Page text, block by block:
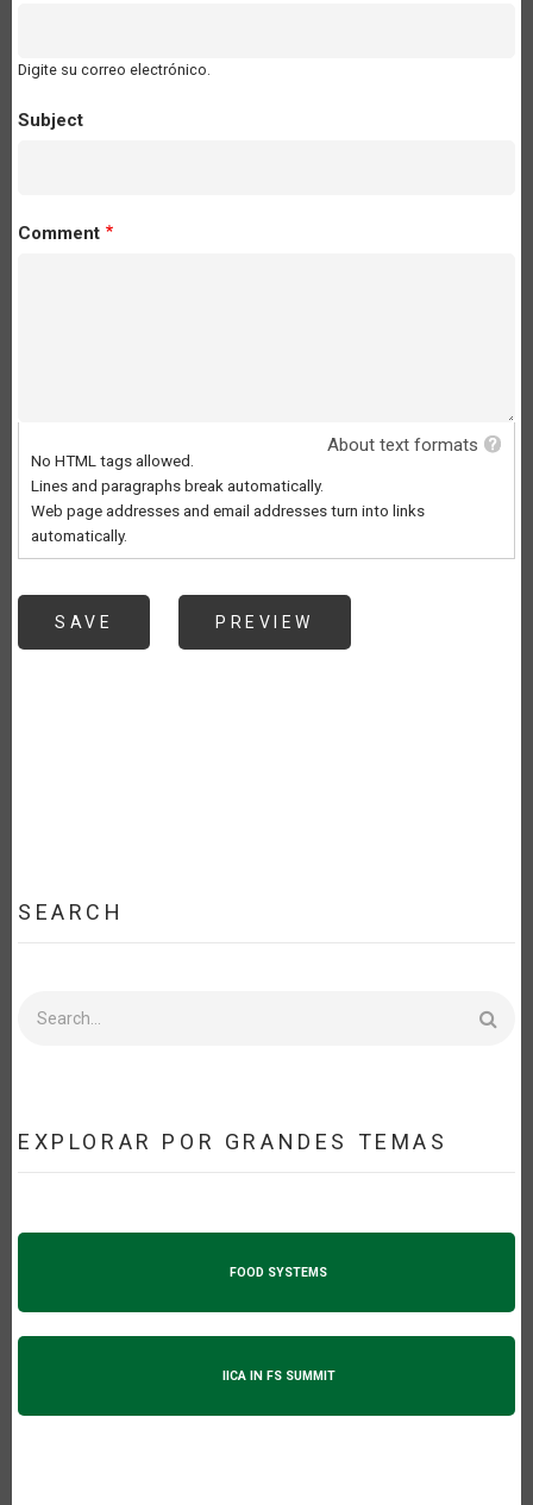
Digite su correo electrónico.
Subject
Comment
About text formats
No HTML tags allowed.
Lines and paragraphs break automatically.
Web page addresses and email addresses turn into links
automatically.
SEARCH
EXPLORAR POR GRANDES TEMAS
FOOD SYSTEMS
IICA IN FS SUMMIT